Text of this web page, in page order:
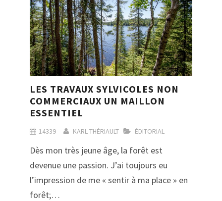
LES TRAVAUX SYLVICOLES NON
COMMERCIAUX UN MAILLON
ESSENTIEL
14339 KARL THÉRIAULT ÉDITORIAL
Dès mon très jeune âge, la forêt est
devenue une passion. J’ai toujours eu
l’impression de me « sentir à ma place » en
forêt;…